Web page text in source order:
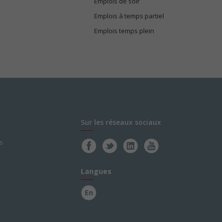
Emplois à temps partiel
Emplois temps plein
Sur les réseaux sociaux
Langues
En